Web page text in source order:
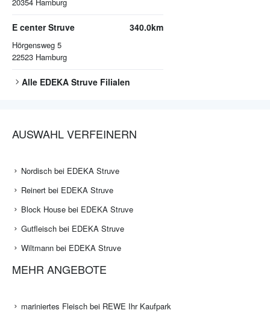
E center Struve
Hörgensweg 5
22523 Hamburg
340.0km
Alle EDEKA Struve Filialen
AUSWAHL VERFEINERN
Nordisch bei EDEKA Struve
Reinert bei EDEKA Struve
Block House bei EDEKA Struve
Gutfleisch bei EDEKA Struve
Wiltmann bei EDEKA Struve
MEHR ANGEBOTE
mariniertes Fleisch bei REWE Ihr Kaufpark